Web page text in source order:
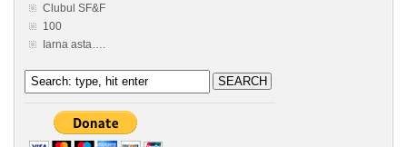
Clubul SF&F
100
Iarna asta….